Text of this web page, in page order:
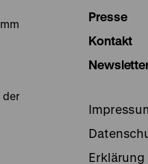
der
Presse
Kontakt